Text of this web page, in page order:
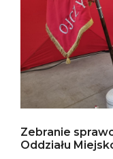
Zebranie
Oddziału